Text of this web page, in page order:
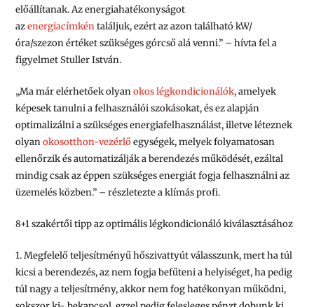
előállítanak. Az energiahatékonyságot
azenergiacímkéntaláljuk, ezért az azon található kW/
óra/szezon értéket szükséges górcső alá venni.” – hívta fel a
figyelmet Stuller István.
„Ma már elérhetőek olyanokos légkondicionálók, amelyek
képesek tanulni a felhasználói szokásokat, és ez alapján
optimalizálni a szükséges energiafelhasználást, illetve léteznek
olyanokosotthon-vezérlőegységek, melyek folyamatosan
ellenőrzik és automatizálják a berendezés működését, ezáltal
mindig csak az éppen szükséges energiát fogja felhasználni az
üzemelés közben.” – részletezte a klímás profi.
8+1 szakértői tipp az optimális légkondicionáló kiválasztásához
1. Megfelelő teljesítményű hőszivattyút válasszunk, mert ha túl
kicsi a berendezés, az nem fogja befűteni a helyiséget, ha pedig
túl nagy a teljesítmény, akkor nem fog hatékonyan működni,